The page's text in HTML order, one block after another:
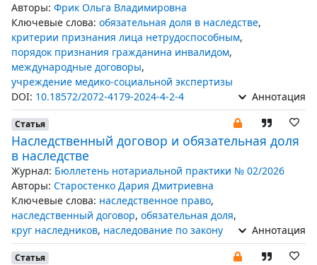
Авторы: Фрик Ольга Владимировна
Ключевые слова: обязательная доля в наследстве,
критерии признания лица нетрудоспособным,
порядок признания гражданина инвалидом,
международные договоры,
учреждение медико-социальной экспертизы
DOI: 10.18572/2072-4179-2024-4-2-4 Аннотация
Статья
Наследственный договор и обязательная доля
в наследстве
Журнал: Бюллетень нотариальной практики № 02/2026
Авторы: Старостенко Дария Дмитриевна
Ключевые слова: наследственное право,
наследственный договор, обязательная доля,
круг наследников, наследование по закону Аннотация
Статья